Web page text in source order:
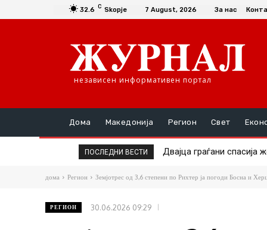
32.6 C Skopje 7 August, 2026 За нас
независен информативен портал
Дома Македонија Регион Свет
ПОСЛЕДНИ ВЕСТИ Двајца граѓани спасија
Поставени нови
дома Регион Земјотрес од 3,6 степени по Рихтер ја погоди Босна и
РЕГИОН 30.06.2026 09:29